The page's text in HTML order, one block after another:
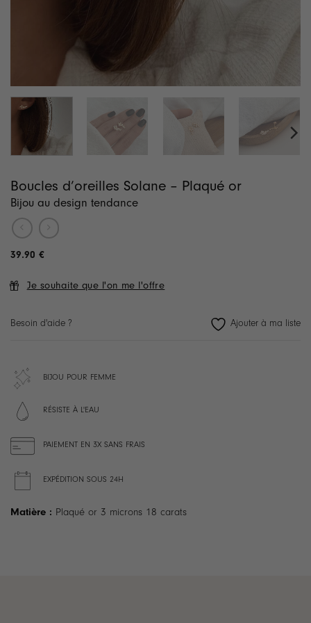
Boucles d’oreilles Solane – Plaqué or
Bijou au design tendance
39.90 €
Je souhaite que l'on me l'offre
Besoin d'aide ?
BIJOU POUR FEMME
RÉSISTE À L'EAU
PAIEMENT EN 3X SANS FRAIS
EXPÉDITION SOUS 24H
Matière : Plaqué or 3 microns 18 carats